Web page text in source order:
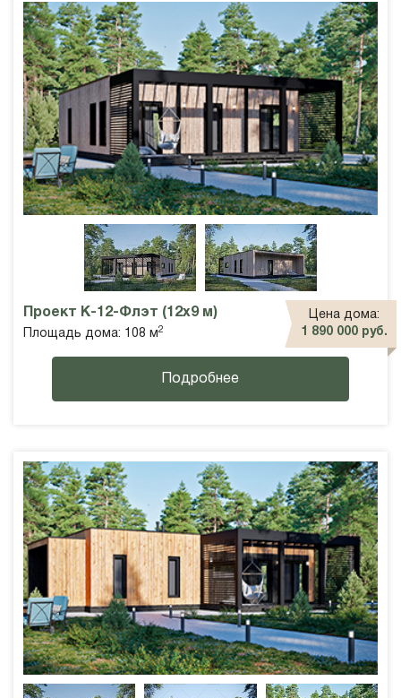
Проект К-12-Флэт (12х9 м)
Площадь дома: 108 м2
Цена дома:
1 890 000 руб.
Подробнее